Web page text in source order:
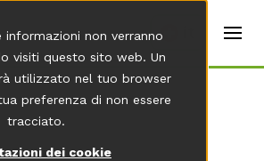
non verranno
visiti questo sito web. Un
utilizzato nel tuo browser
preferenza di non essere
tracciato.
dei cookie